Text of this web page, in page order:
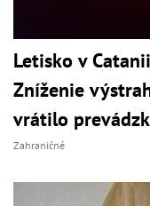
Letisko v
Zníženie
vrátilo
Zahraničné